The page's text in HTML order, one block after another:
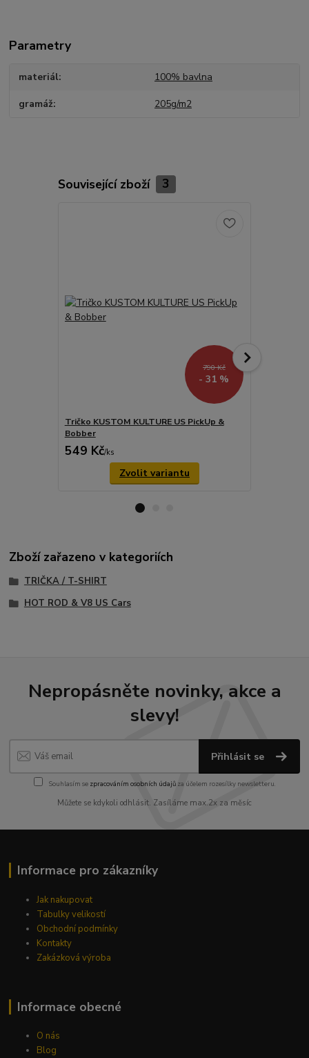
Parametry
materiál 100% bavlna
gramáž 205g/m2
Související zboží 3
790 Kč
- 31 %
Tričko KUSTOM KULTURE US PickUp &
Bobber
549 Kč/ks
Zvolit variantu
Zboží zařazeno v kategoriích
TRIČKA / T-SHIRT
HOT ROD & V8 US Cars
Nepropásněte novinky, akce a
slevy!
Přihlásit se
Souhlasím se zpracováním osobních údajůza účelem rozesílky newsletteru.
Můžete se kdykoli odhlásit. Zasíláme max.2x za měsíc
Informace pro zákazníky
Jak nakupovat
Tabulky velikostí
Obchodní podmínky
Kontakty
Zakázková výroba
Informace obecné
O nás
Blog